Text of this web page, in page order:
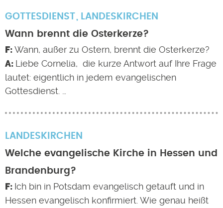
GOTTESDIENST
LANDESKIRCHEN
Wann brennt die Osterkerze?
Wann, außer zu Ostern, brennt die Osterkerze?
Liebe Cornelia, die kurze Antwort auf Ihre Frage
lautet: eigentlich in jedem evangelischen
Gottesdienst. …
LANDESKIRCHEN
Welche evangelische Kirche in Hessen und
Brandenburg?
Ich bin in Potsdam evangelisch getauft und in
Hessen evangelisch konfirmiert. Wie genau heißt